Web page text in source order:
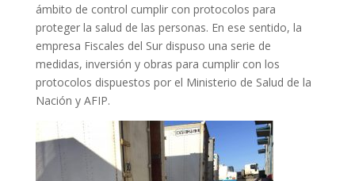
ámbito de control cumplir con protocolos para
proteger la salud de las personas. En ese sentido, la
empresa Fiscales del Sur dispuso una serie de
medidas, inversión y obras para cumplir con los
protocolos dispuestos por el Ministerio de Salud de la
Nación y AFIP.